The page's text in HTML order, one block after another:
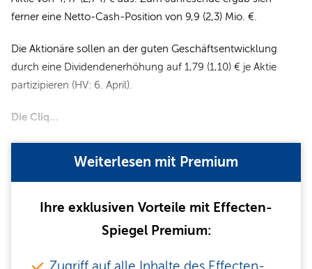
ferner eine Netto-Cash-Position von 9,9 (2,3) Mio. €.
Die Aktionäre sollen an der guten Geschäftsentwicklung
durch eine Dividendenerhöhung auf 1,79 (1,10) € je Aktie
partizipieren (HV: 6. April).
Die Cliq…
Weiterlesen mit Premium
Ihre exklusiven Vorteile mit Effecten-
Spiegel Premium:
Zugriff auf alle Inhalte des Effecten-